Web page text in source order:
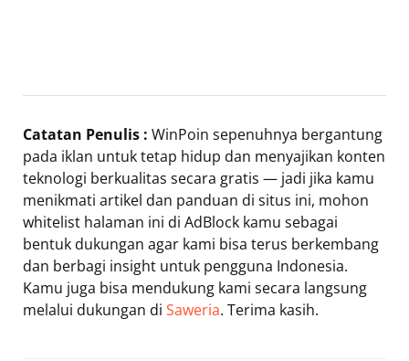
Catatan Penulis : WinPoin sepenuhnya bergantung
pada iklan untuk tetap hidup dan menyajikan konten
teknologi berkualitas secara gratis — jadi jika kamu
menikmati artikel dan panduan di situs ini, mohon
whitelist halaman ini di AdBlock kamu sebagai
bentuk dukungan agar kami bisa terus berkembang
dan berbagi insight untuk pengguna Indonesia.
Kamu juga bisa mendukung kami secara langsung
melalui dukungan di Saweria. Terima kasih.